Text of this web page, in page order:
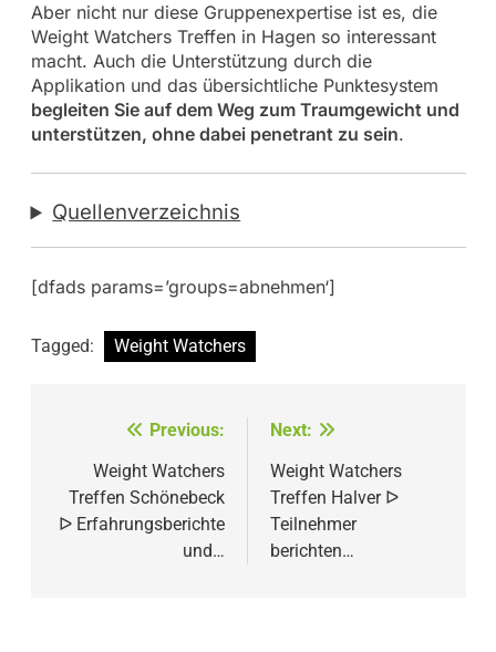
Aber nicht nur diese Gruppenexpertise ist es, die
Weight Watchers Treffen in Hagen so interessant
macht. Auch die Unterstützung durch die
Applikation und das übersichtliche Punktesystem
begleiten Sie auf dem Weg zum Traumgewicht und
unterstützen, ohne dabei penetrant zu sein.
Quellenverzeichnis
[dfads params=’groups=abnehmen‘]
Tagged: Weight Watchers
Beitragsnavigation
Previous:
Weight Watchers
Treffen Schönebeck
ᐅ Erfahrungsberichte
und…
Next:
Weight Watchers
Treffen Halver ᐅ
Teilnehmer
berichten…